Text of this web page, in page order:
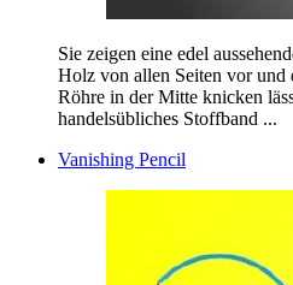
Sie zeigen eine edel
Holz von allen Seiten vor und
Röhre in der Mitte knicken
handelsübliches Stoffband ...
Vanishing Pencil